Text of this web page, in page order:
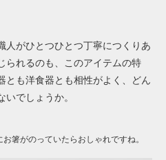
人がひとつひとつ丁寧につくりあ
られるのも、このアイテムの特
とも洋食器とも相性がよく、どん
でしょうか。
箸がのっていたらおしゃれですね。